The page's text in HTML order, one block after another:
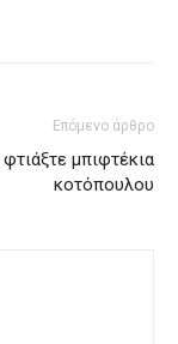
Επόμενο άρθρο
μπιφτέκια
κοτόπουλου